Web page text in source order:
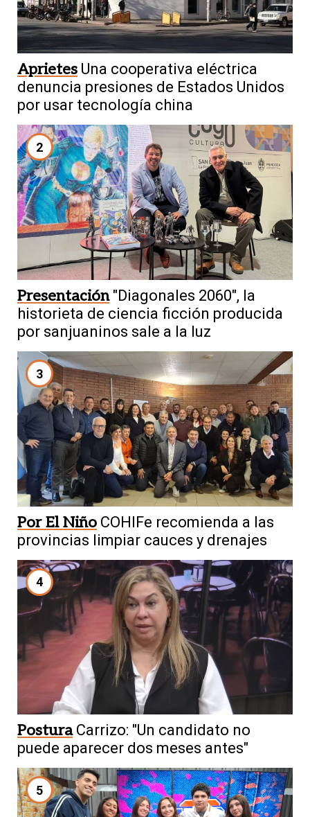
Aprietes Una cooperativa eléctrica
denuncia presiones de Estados Unidos
por usar tecnología china
2
Presentación "Diagonales 2060", la
historieta de ciencia ficción producida
por sanjuaninos sale a la luz
3
Por El Niño COHIFe recomienda a las
provincias limpiar cauces y drenajes
4
Postura Carrizo: "Un candidato no
puede aparecer dos meses antes"
5